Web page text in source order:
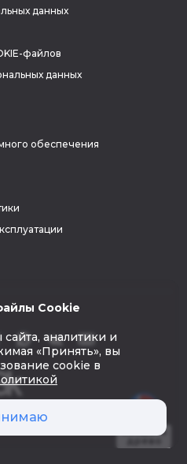
данных
файлов
данных
обеспечения
Cookie
аналитики и
«Принять», вы
cookie в
Создать